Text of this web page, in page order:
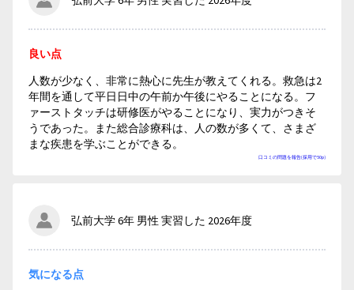
口コミの問題を報告(採用で50p)
良い点
人数が少なく、非常に熱心に先生が教えてくれる。救急は2
年間を通して平日日中の午前か午後にやることになる。フ
ァーストタッチは研修医がやることになり、実力がつきそ
うであった。また総合診療科は、人の数が多くて、さまざ
まな疾患を学ぶことができる。
弘前大学 6年 男性 実習した 2026年度
気になる点